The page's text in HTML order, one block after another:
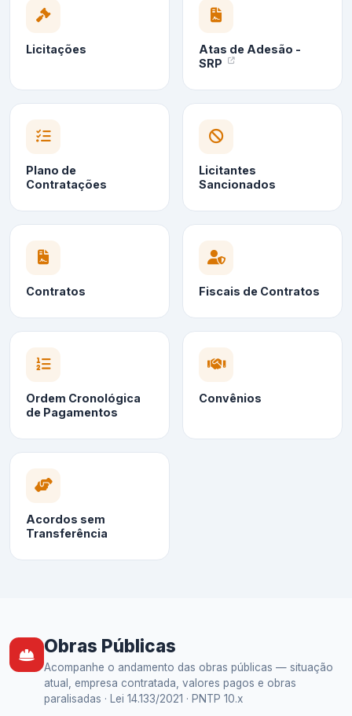
Licitações
Atas de Adesão -
SRP
Plano de
Contratações
Licitantes
Sancionados
Contratos Fiscais de Contratos
Ordem Cronológica
de Pagamentos
Convênios
Acordos sem
Transferência
Obras Públicas
Acompanhe o andamento das obras públicas — situação
atual, empresa contratada, valores pagos e obras
paralisadas · Lei 14.133/2021 · PNTP 10.x